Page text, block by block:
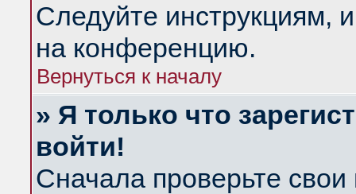
Следуйте инструкциям,
на конференцию.
Вернуться к началу
» Я только что
войти!
Сначала проверьте